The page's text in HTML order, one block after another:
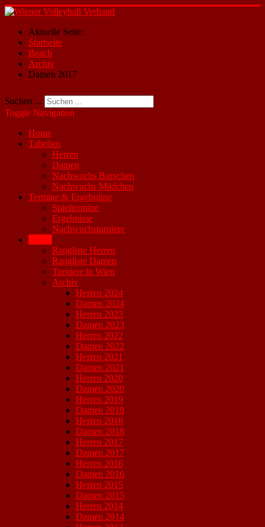
Aktuelle Seite:
Startseite
Beach
Archiv
Damen 2017
Suchen ...
Toggle Navigation
Home
Tabellen
Herren
Damen
Nachwuchs Burschen
Nachwuchs Mädchen
Termine & Ergebnisse
Spieltermine
Ergebnisse
Nachwuchsturniere
Rangliste Herren
Rangliste Damen
Turniere in Wien
Archiv
Herren 2024
Damen 2024
Herren 2023
Damen 2023
Herren 2022
Damen 2022
Herren 2021
Damen 2021
Herren 2020
Damen 2020
Herren 2019
Damen 2019
Herren 2018
Damen 2018
Herren 2017
Damen 2017
Herren 2016
Damen 2016
Herren 2015
Damen 2015
Herren 2014
Damen 2014